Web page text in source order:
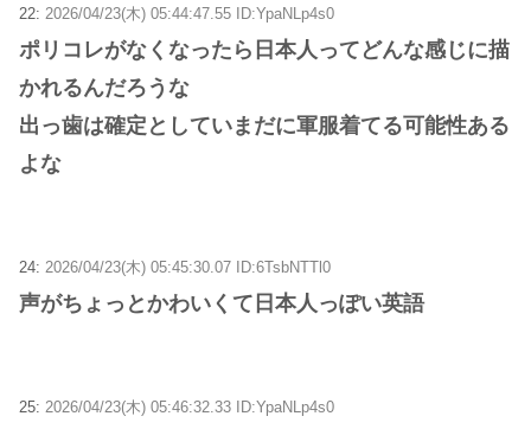
22: 2026/04/23(木) 05:44:47.55 ID:YpaNLp4s0
ポリコレがなくなったら日本人ってどんな感じに描
かれるんだろうな
出っ歯は確定としていまだに軍服着てる可能性ある
よな
24: 2026/04/23(木) 05:45:30.07 ID:6TsbNTTl0
声がちょっとかわいくて日本人っぽい英語
25: 2026/04/23(木) 05:46:32.33 ID:YpaNLp4s0